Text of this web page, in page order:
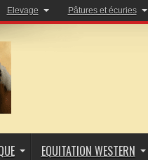
Elevage Pâtures et écuries
EQUITATION WESTERN